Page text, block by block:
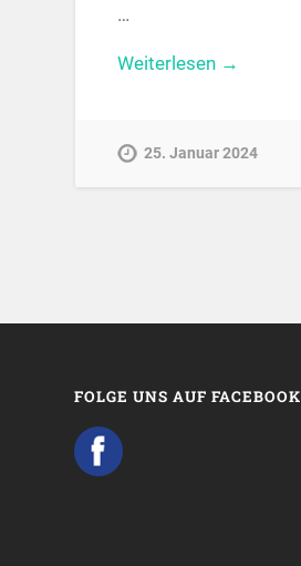
…
Weiterlesen →
25. Januar 2024
FOLGE UNS AUF FACEBOOK